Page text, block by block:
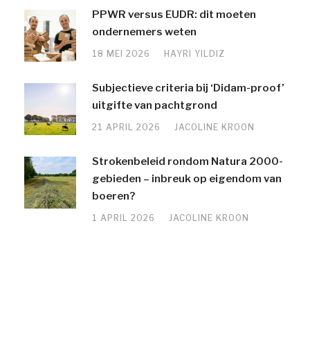
PPWR versus EUDR: dit moeten
ondernemers weten
18 MEI 2026 HAYRI YILDIZ
Subjectieve criteria bij ‘Didam-proof’
uitgifte van pachtgrond
21 APRIL 2026 JACOLINE KROON
Strokenbeleid rondom Natura 2000-
gebieden – inbreuk op eigendom van
boeren?
1 APRIL 2026 JACOLINE KROON